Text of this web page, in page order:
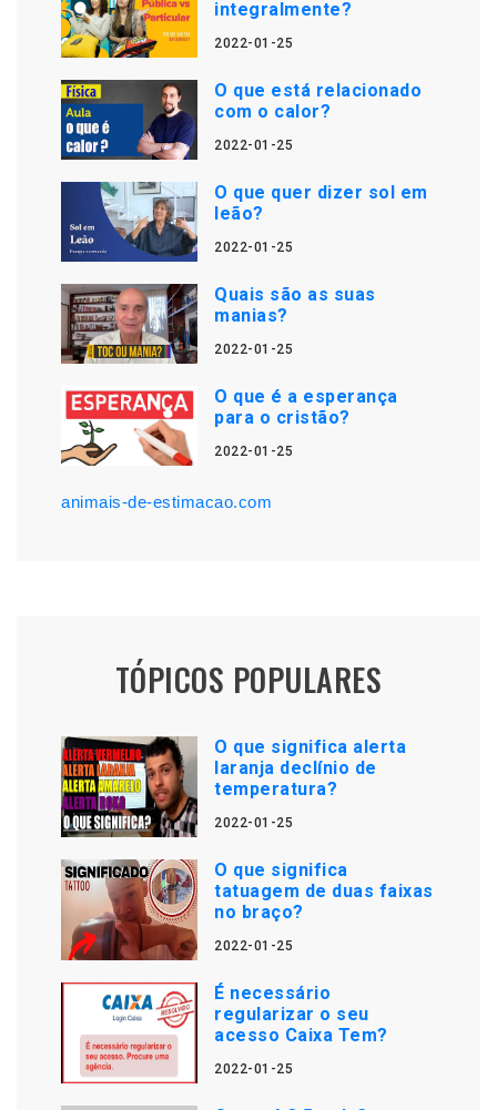
integralmente?
2022-01-25
O que está relacionado
com o calor?
2022-01-25
O que quer dizer sol em
leão?
2022-01-25
Quais são as suas
manias?
2022-01-25
O que é a esperança
para o cristão?
2022-01-25
animais-de-estimacao.com
TÓPICOS POPULARES
O que significa alerta
laranja declínio de
temperatura?
2022-01-25
O que significa
tatuagem de duas faixas
no braço?
2022-01-25
É necessário
regularizar o seu
acesso Caixa Tem?
2022-01-25